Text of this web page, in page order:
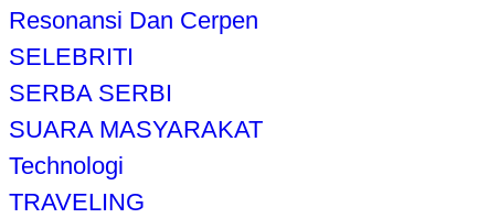
Resonansi Dan Cerpen
SELEBRITI
SERBA SERBI
SUARA MASYARAKAT
Technologi
TRAVELING